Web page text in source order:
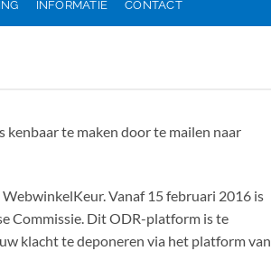
INFORMATIE CONTACT
kenbaar te maken door te mailen naar
Vanaf 15 februari 2016 is
Commissie. Dit ODR-platform is te
klacht te deponeren via het platform van